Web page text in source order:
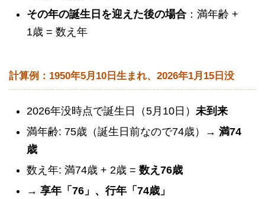
その年の誕生日を迎えた後の場合 ：満年齢 +
1歳 = 数え年
計算例：1950年5月10日生まれ、2026年1月15日没
2026年没時点で誕生日（5月10日） 未到来
満年齢: 75歳（誕生日前なので74歳）→ 満74
歳
数え年: 満74歳 + 2歳 = 数え76歳
→ 享年「76」、行年「74歳」